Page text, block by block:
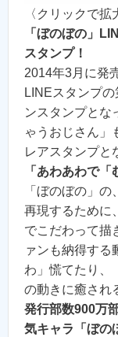
〈クリックで拡
「ぼのぼの」
スタンプ！
2014年3月に発
LINEスタンプ
ンスタンプと
ゃうおじさん」
レアスタンプと
「あわあわで
「ぼのぼの」
再現するために
でこだわって描
ァンも納得す
わ」慌てたり、
の動きに癒され
発行部数900万
気キャラ「ぼの